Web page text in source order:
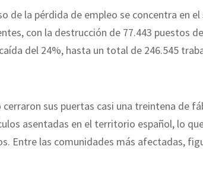
de la pérdida de empleo se concentra en
con la destrucción de 77.443 puestos
del 24%, hasta un total de 246.545
cerraron sus puertas casi una treintena de
asentadas en el territorio español, lo
Entre las comunidades más afectadas,